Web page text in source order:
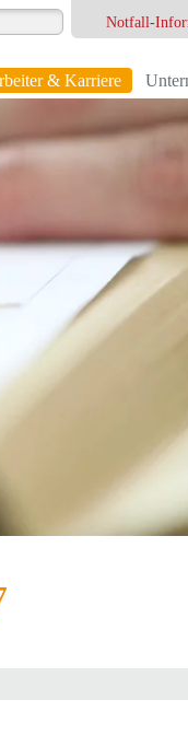
Notfall-
& Karriere